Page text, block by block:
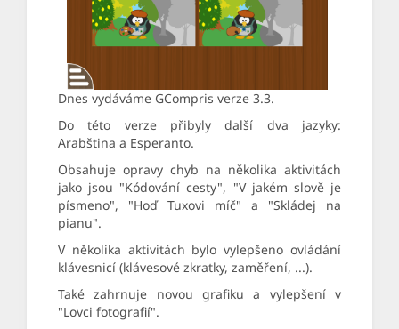
Dnes vydáváme GCompris verze 3.3.
Do této verze přibyly další dva jazyky:
Arabština a Esperanto.
Obsahuje opravy chyb na několika aktivitách
jako jsou "Kódování cesty", "V jakém slově je
písmeno", "Hoď Tuxovi míč" a "Skládej na
pianu".
V několika aktivitách bylo vylepšeno ovládání
klávesnicí (klávesové zkratky, zaměření, ...).
Také zahrnuje novou grafiku a vylepšení v
"Lovci fotografií".